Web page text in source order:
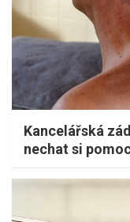
Kancelářská
nechat si